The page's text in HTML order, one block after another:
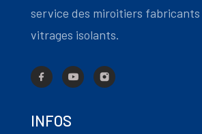
service des miroitiers fabricants
vitrages isolants.
INFOS